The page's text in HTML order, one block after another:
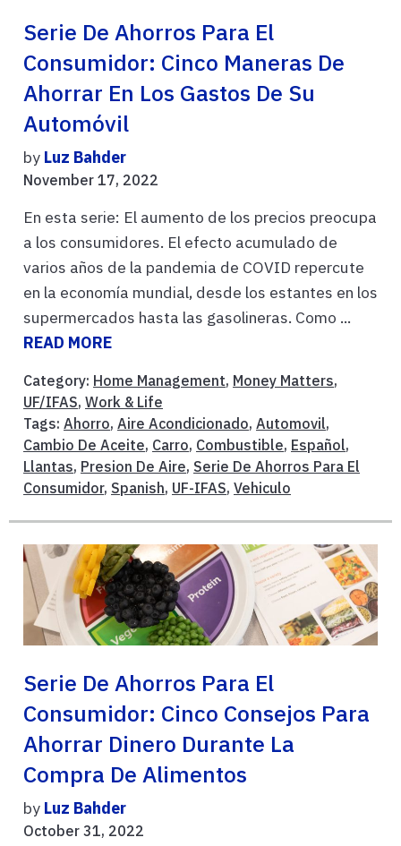
Serie De Ahorros Para El
Consumidor: Cinco Maneras De
Ahorrar En Los Gastos De Su
Automóvil
by Luz Bahder
November 17, 2022
En esta serie: El aumento de los precios preocupa
a los consumidores. El efecto acumulado de
varios años de la pandemia de COVID repercute
en la economía mundial, desde los estantes en los
supermercados hasta las gasolineras. Como ...
READ MORE
Category: Home Management, Money Matters,
UF/IFAS, Work & Life
Tags: Ahorro, Aire Acondicionado, Automovil,
Cambio De Aceite, Carro, Combustible, Español,
Llantas, Presion De Aire, Serie De Ahorros Para El
Consumidor, Spanish, UF-IFAS, Vehiculo
Serie De Ahorros Para El
Consumidor: Cinco Consejos Para
Ahorrar Dinero Durante La
Compra De Alimentos
by Luz Bahder
October 31, 2022